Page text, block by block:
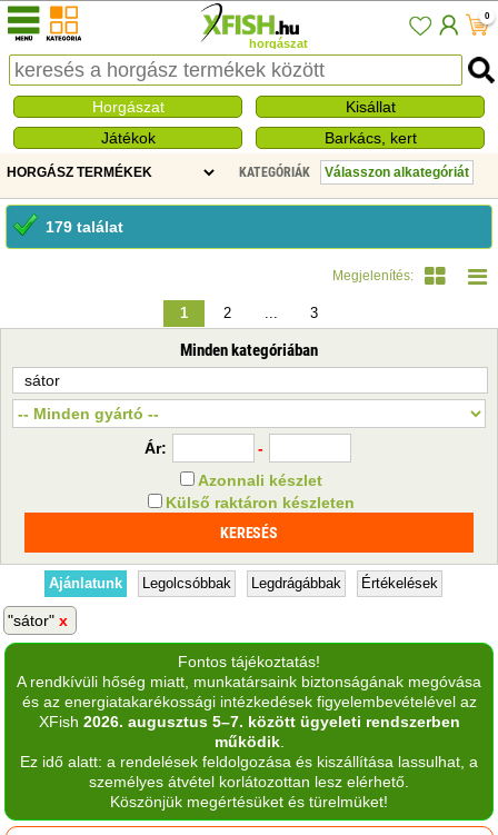
horgászat
0
Horgászat
Kisállat
Játékok
Barkács, kert
KATEGÓRIÁK
179 találat
Megjelenítés:
1 2 ... 3
Minden kategóriában
Ár:
-
Azonnali készlet
Külső raktáron készleten
Ajánlatunk Legolcsóbbak Legdrágábbak Értékelések
"sátor"
Fontos tájékoztatás!
A rendkívüli hőség miatt, munkatársaink biztonságának megóvása
és az energiatakarékossági intézkedések figyelembevételével az
XFish 2026. augusztus 5–7. között ügyeleti rendszerben
működik.
Ez idő alatt: a rendelések feldolgozása és kiszállítása lassulhat, a
személyes átvétel korlátozottan lesz elérhető.
Köszönjük megértésüket és türelmüket!